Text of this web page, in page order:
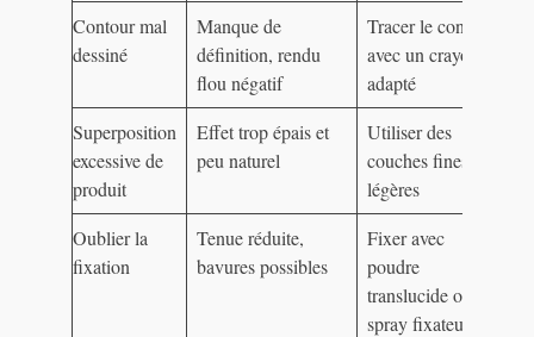
Contour mal
dessiné
Manque de
définition, rendu
flou négatif
Tracer le contour
avec un crayon
adapté
Superposition
excessive de
produit
Effet trop épais et
peu naturel
Utiliser des
couches fines et
légères
Oublier la
fixation
Tenue réduite,
bavures possibles
Fixer avec
poudre
translucide ou
spray fixateur